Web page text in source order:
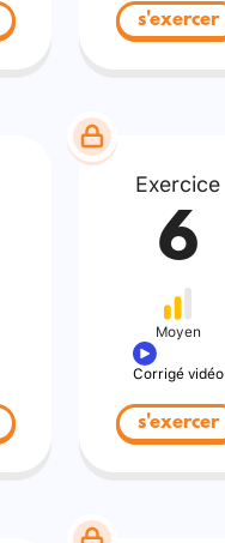
s'exercer
Exercice
6
Moyen
Corrigé vidéo
s'exercer